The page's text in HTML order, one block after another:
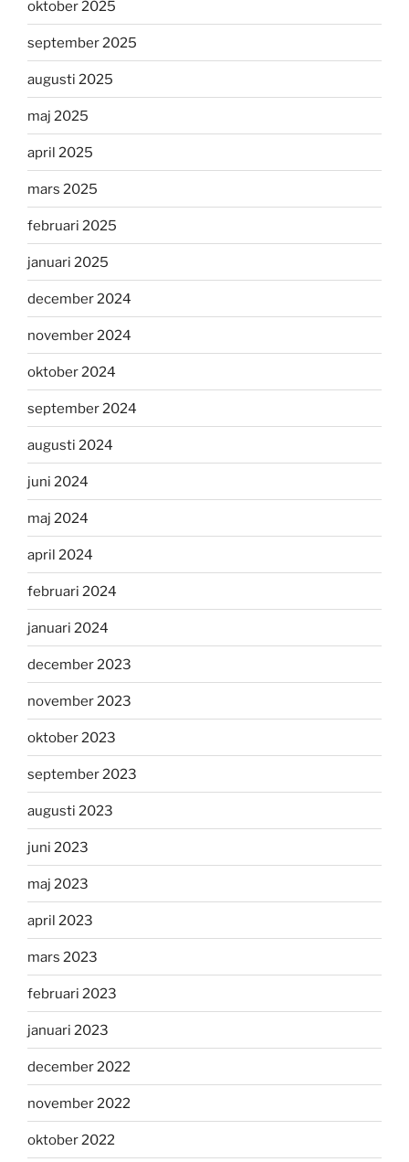
oktober 2025
september 2025
augusti 2025
maj 2025
april 2025
mars 2025
februari 2025
januari 2025
december 2024
november 2024
oktober 2024
september 2024
augusti 2024
juni 2024
maj 2024
april 2024
februari 2024
januari 2024
december 2023
november 2023
oktober 2023
september 2023
augusti 2023
juni 2023
maj 2023
april 2023
mars 2023
februari 2023
januari 2023
december 2022
november 2022
oktober 2022